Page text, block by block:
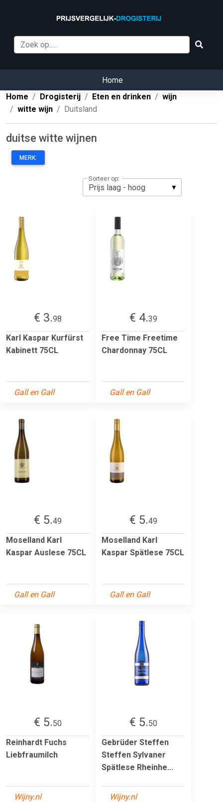
Home
Home
Drogisterij Eten en drinken
wijn
witte wijn
Duitsland
duitse witte wijnen
MERK:
Sorteer op:
€ 3.98
Karl Kaspar Kurfürst
Kabinett 75CL
Gall en Gall
€ 4.39
Free Time Freetime
Chardonnay 75CL
Gall en Gall
€ 5.49
Moselland Karl
Kaspar Auslese 75CL
Gall en Gall
€ 5.49
Moselland Karl
Kaspar Spätlese 75CL
Gall en Gall
€ 5.50
Reinhardt Fuchs
Liebfraumilch
Wijny.nl
€ 5.50
Gebrüder Steffen
Steffen Sylvaner
Spätlese Rheinhe...
Wijny.nl